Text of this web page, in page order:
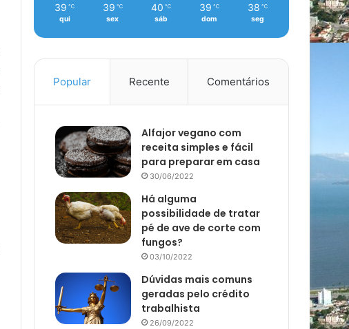
39 ℃
qui
39 ℃
sex
40 ℃
sáb
39 ℃
dom
38 ℃
seg
Popular Recente Comentários
Alfajor vegano com
receita simples e fácil
para preparar em casa
30/06/2022
Há alguma
possibilidade de tratar
pé de ave de corte com
fungos?
03/10/2022
Dúvidas mais comuns
geradas pelo crédito
trabalhista
26/09/2022